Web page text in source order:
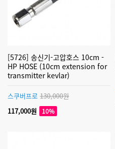
[5726] 송신기-고압호스 10cm -
HP HOSE (10cm extension for
transmitter kevlar)
스쿠버프로 130,000원
117,000원
10%